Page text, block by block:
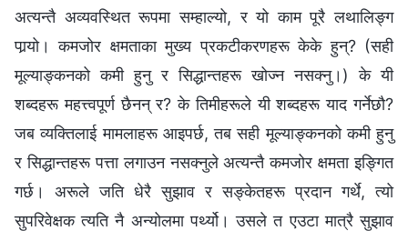
अत्यन्तै अव्यवस्थित रूपमा सम्हाल्यो, र यो काम पूरै लथालिङ्ग
पार्‍यो। कमजोर क्षमताका मुख्य प्रकटीकरणहरू केके हुन्? (सही
मूल्याङ्कनको कमी हुनु र सिद्धान्तहरू खोज्‍न नसक्‍नु।) के यी
शब्दहरू महत्त्वपूर्ण छैनन् र? के तिमीहरूले यी शब्‍दहरू याद गर्नेछौ?
जब व्यक्तिलाई मामलाहरू आइपर्छ, तब सही मूल्याङ्कनको कमी हुनु
र सिद्धान्तहरू पत्ता लगाउन नसक्नुले अत्यन्तै कमजोर क्षमता इङ्गित
गर्छ। अरूले जति धेरै सुझाव र सङ्केतहरू प्रदान गर्थे, त्यो
सुपरिवेक्षक त्यति नै अन्योलमा पर्थ्यो। उसले त एउटा मात्रै सुझाव